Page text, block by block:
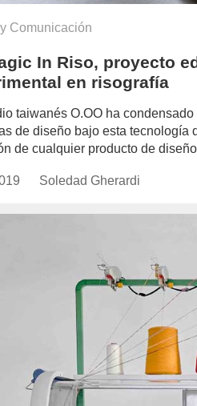
Comunicación
In Riso, proyecto
en risografía
taiwanés O.OO ha
de diseño bajo esta tecnología
de cualquier producto de
https://
Soledad Gherardi